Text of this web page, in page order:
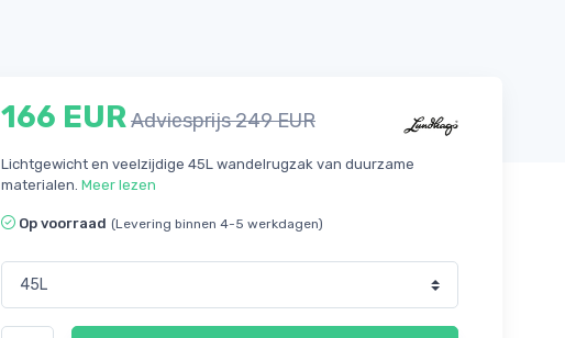
166 EURAdviesprijs 249 EUR
Lichtgewicht en veelzijdige 45L wandelrugzak van duurzame
materialen. Meer lezen
Op voorraad (Levering binnen 4-5 werkdagen)